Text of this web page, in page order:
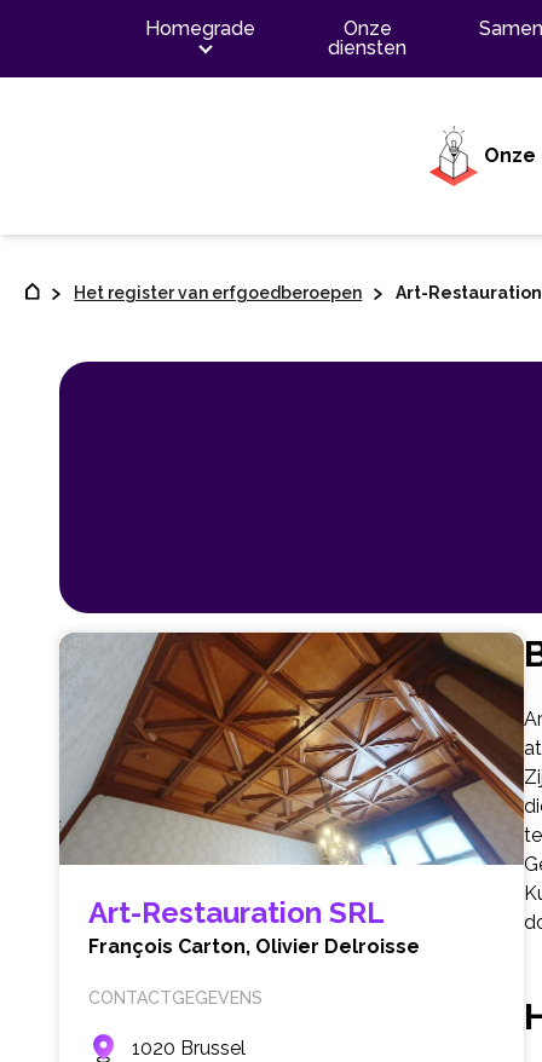
Homegrade
Onze
diensten
Het register van erfgoedberoepen Art-Restauration
Art-Restauration SRL
François Carton, Olivier Delroisse
CONTACTGEGEVENS
1020 Brussel